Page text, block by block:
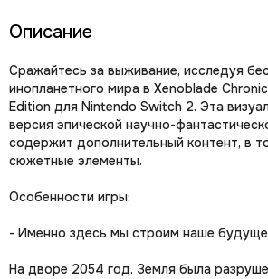
Описание
Сражайтесь за выживание, исследуя
инопланетного мира в Xenoblade
Edition для Nintendo Switch 2. Эта
версия эпической научно-
содержит дополнительный контент, в
сюжетные элементы.
Особенности игры:
- Именно здесь мы строим наше
На дворе 2054 год. Земля была